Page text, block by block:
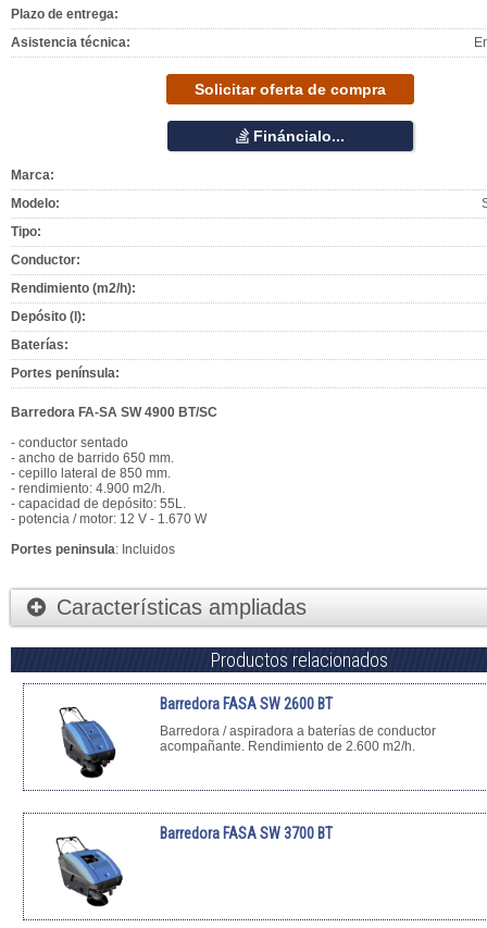
Plazo de entrega:
Asistencia técnica:
Solicitar oferta de compra
Fináncialo...
Marca:
Modelo:
Tipo:
Conductor:
Rendimiento (m2/h):
Depósito (l):
Baterías:
Portes península:
Barredora FA-SA SW 4900 BT/SC
- conductor sentado
- ancho de barrido 650 mm.
- cepillo lateral de 850 mm.
- rendimiento: 4.900 m2/h.
- capacidad de depósito: 55L.
- potencia / motor: 12 V - 1.670 W
Portes peninsula: Incluidos
Características ampliadas
Productos relacionados
Barredora FASA SW 2600 BT
Barredora / aspiradora a baterías de conductor
acompañante. Rendimiento de 2.600 m2/h.
Barredora FASA SW 3700 BT